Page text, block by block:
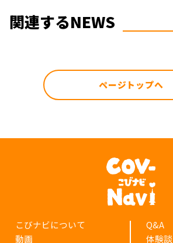
関連するNEWS
ページトップへ
こびナビについて
動画
Q&A
体験談